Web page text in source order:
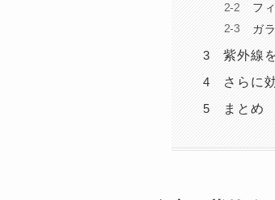
フ
ガ
紫外線
さらに
まとめ